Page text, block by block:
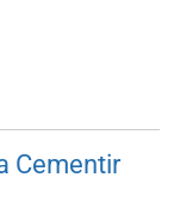
Cementir